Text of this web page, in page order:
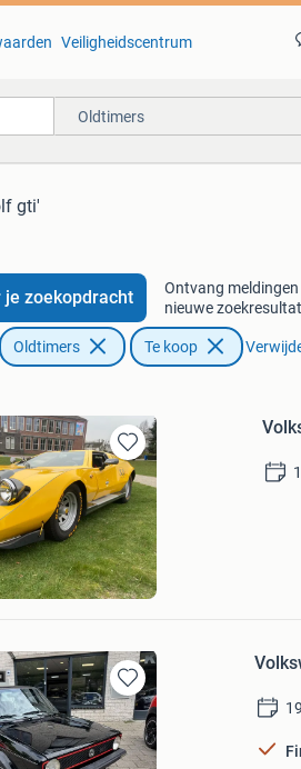
Veiligheidscentrum
Oldtimers
gti'
je zoekopdracht
Ontvang meldingen
nieuwe
Oldtimers Te koop
Bewaren
in
Mijn
Favorieten
Bewaren
in
Mijn
Favorieten